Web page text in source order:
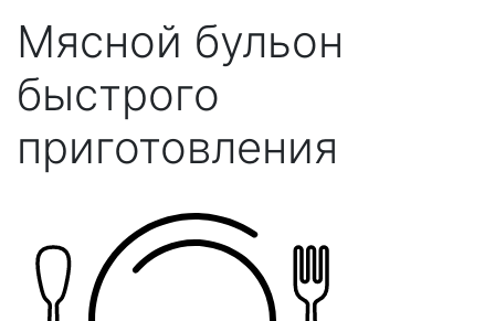
Мясной бульон
быстрого
приготовления